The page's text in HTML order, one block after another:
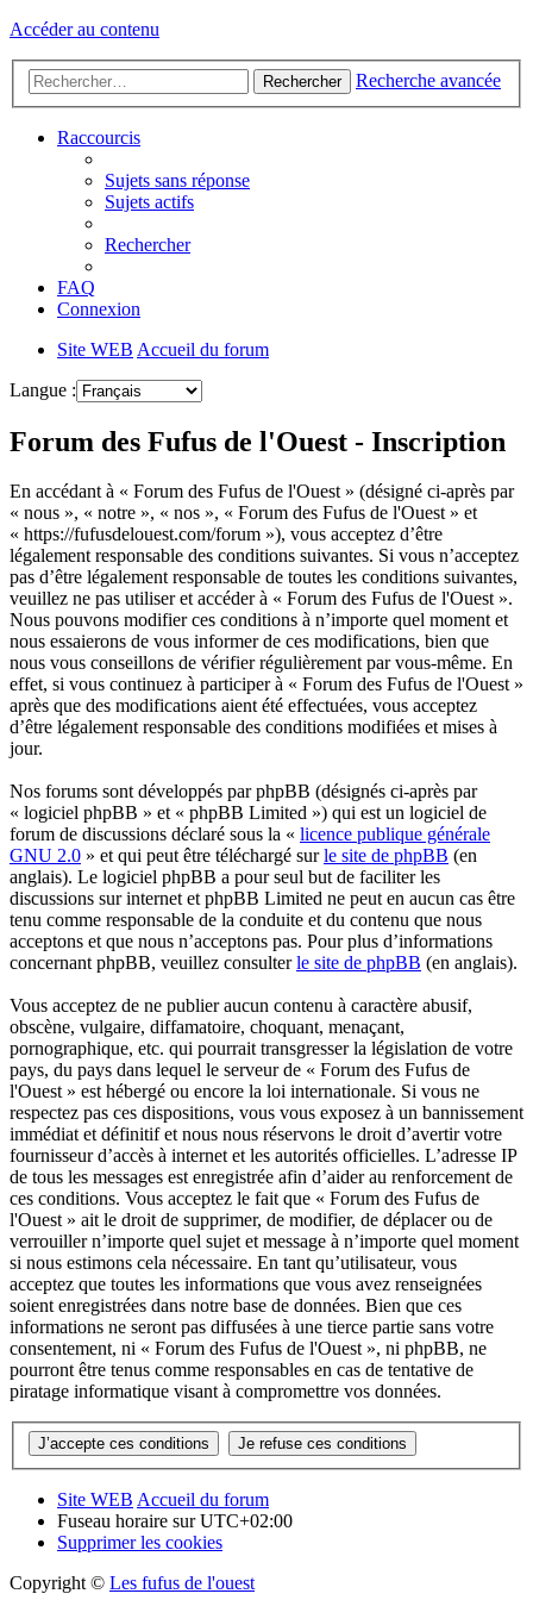
Accéder au contenu
Rechercher Recherche avancée
Raccourcis
Sujets sans réponse
Sujets actifs
Rechercher
FAQ
Connexion
Site WEB Accueil du forum
Langue :
Forum des Fufus de l'Ouest - Inscription
En accédant à « Forum des Fufus de l'Ouest » (désigné ci-après par
« nous », « notre », « nos », « Forum des Fufus de l'Ouest » et
« https://fufusdelouest.com/forum »), vous acceptez d’être
légalement responsable des conditions suivantes. Si vous n’acceptez
pas d’être légalement responsable de toutes les conditions suivantes,
veuillez ne pas utiliser et accéder à « Forum des Fufus de l'Ouest ».
Nous pouvons modifier ces conditions à n’importe quel moment et
nous essaierons de vous informer de ces modifications, bien que
nous vous conseillons de vérifier régulièrement par vous-même. En
effet, si vous continuez à participer à « Forum des Fufus de l'Ouest »
après que des modifications aient été effectuées, vous acceptez
d’être légalement responsable des conditions modifiées et mises à
jour.
Nos forums sont développés par phpBB (désignés ci-après par
« logiciel phpBB » et « phpBB Limited ») qui est un logiciel de
forum de discussions déclaré sous la « licence publique générale
GNU 2.0 » et qui peut être téléchargé surle site de phpBB (en
anglais). Le logiciel phpBB a pour seul but de faciliter les
discussions sur internet et phpBB Limited ne peut en aucun cas être
tenu comme responsable de la conduite et du contenu que nous
acceptons et que nous n’acceptons pas. Pour plus d’informations
concernant phpBB, veuillez consulterle site de phpBB (en anglais).
Vous acceptez de ne publier aucun contenu à caractère abusif,
obscène, vulgaire, diffamatoire, choquant, menaçant,
pornographique, etc. qui pourrait transgresser la législation de votre
pays, du pays dans lequel le serveur de « Forum des Fufus de
l'Ouest » est hébergé ou encore la loi internationale. Si vous ne
respectez pas ces dispositions, vous vous exposez à un bannissement
immédiat et définitif et nous nous réservons le droit d’avertir votre
fournisseur d’accès à internet et les autorités officielles. L’adresse IP
de tous les messages est enregistrée afin d’aider au renforcement de
ces conditions. Vous acceptez le fait que « Forum des Fufus de
l'Ouest » ait le droit de supprimer, de modifier, de déplacer ou de
verrouiller n’importe quel sujet et message à n’importe quel moment
si nous estimons cela nécessaire. En tant qu’utilisateur, vous
acceptez que toutes les informations que vous avez renseignées
soient enregistrées dans notre base de données. Bien que ces
informations ne seront pas diffusées à une tierce partie sans votre
consentement, ni « Forum des Fufus de l'Ouest », ni phpBB, ne
pourront être tenus comme responsables en cas de tentative de
piratage informatique visant à compromettre vos données.
Site WEB Accueil du forum
Fuseau horaire surUTC+02:00
Supprimer les cookies
Copyright © Les fufus de l'ouest